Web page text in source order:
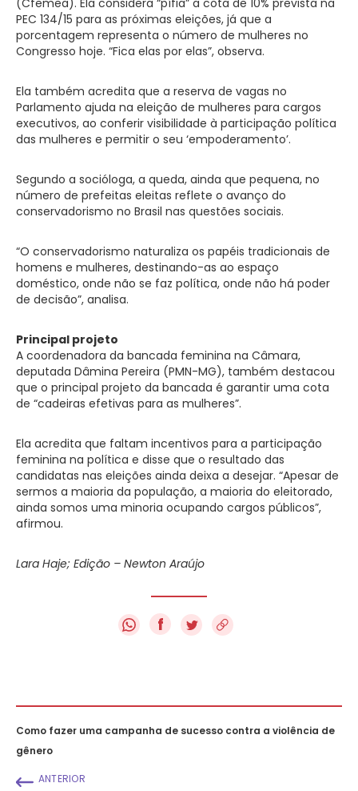
PEC 134/15 para as próximas eleições, já que a
porcentagem representa o número de mulheres no
Congresso hoje. “Fica elas por elas”, observa.
Ela também acredita que a reserva de vagas no
Parlamento ajuda na eleição de mulheres para cargos
executivos, ao conferir visibilidade à participação política
das mulheres e permitir o seu ‘empoderamento’.
Segundo a socióloga, a queda, ainda que pequena, no
número de prefeitas eleitas reflete o avanço do
conservadorismo no Brasil nas questões sociais.
“O conservadorismo naturaliza os papéis tradicionais de
homens e mulheres, destinando-as ao espaço
doméstico, onde não se faz política, onde não há poder
de decisão”, analisa.
Principal projeto
A coordenadora da bancada feminina na Câmara,
deputada Dâmina Pereira (PMN-MG), também destacou
que o principal projeto da bancada é garantir uma cota
de “cadeiras efetivas para as mulheres”.
Ela acredita que faltam incentivos para a participação
feminina na política e disse que o resultado das
candidatas nas eleições ainda deixa a desejar. “Apesar de
sermos a maioria da população, a maioria do eleitorado,
ainda somos uma minoria ocupando cargos públicos”,
afirmou.
Lara Haje; Edição – Newton Araújo
f
Como fazer uma campanha de sucesso contra a violência de
gênero
ANTERIOR